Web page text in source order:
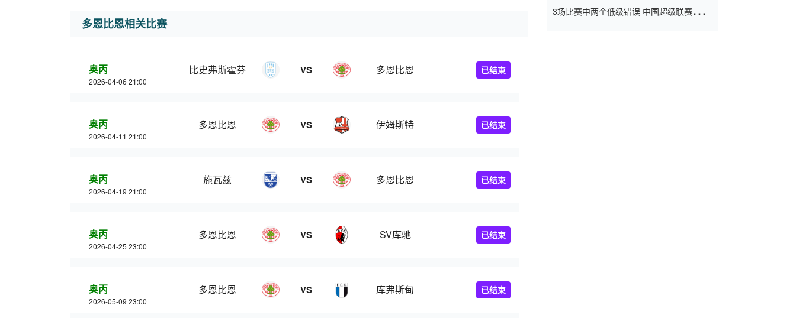
多恩比恩相关比赛
奥丙
2026-04-06 21:00
比史弗斯霍芬 VS 多恩比恩 已结束
奥丙
2026-04-11 21:00
多恩比恩 VS 伊姆斯特 已结束
奥丙
2026-04-19 21:00
施瓦兹 VS 多恩比恩 已结束
奥丙
2026-04-25 23:00
多恩比恩 VS SV库驰 已结束
奥丙
2026-05-09 23:00
多恩比恩 VS 库弗斯甸 已结束
3场比赛中两个低级错误 中国超级联赛的前